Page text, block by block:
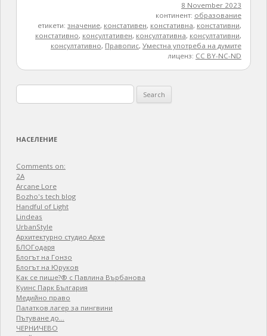
8 November 2023
континент: образование
етикети:значение, констативен, констативна, констативни,
констативно, консултативен, консултативна, консултативни,
консултативно, Правопис,Уместна употреба на думите
лиценз: CC BY-NC-ND
for:
НАСЕЛЕНИЕ
Comments on:
2A
Arcane Lore
Bozho's tech blog
Handful of Light
Lindeas
UrbanStyle
Архитектурно студио Архе
БЛОГодаря
Блогът на Гонзо
Блогът на Юруков
Как се пише?® с Павлина Върбанова
Куинс Парк България
Медийно право
Палатков лагер зa пингвини
Пътуване до…
ЧЕРНИЧЕВО